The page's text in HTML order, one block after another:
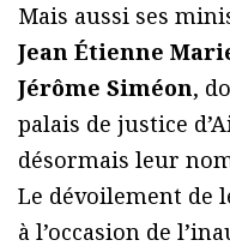
Mais aussi ses
Jean Étienne
Jérôme Siméon,
palais de justice
désormais leur
Le dévoilement de
à l’occasion de